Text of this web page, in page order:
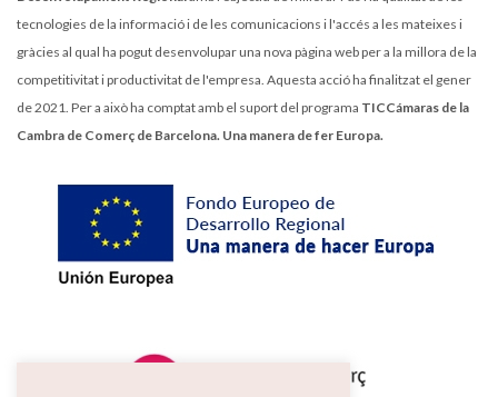
tecnologies de la informació i de les comunicacions i l'accés a les mateixes i
gràcies al qual ha pogut desenvolupar una nova pàgina web per a la millora de la
competitivitat i productivitat de l'empresa. Aquesta acció ha finalitzat el gener
de 2021. Per a això ha comptat amb el suport del programa TICCámaras de la
Cambra de Comerç de Barcelona. Una manera de fer Europa.